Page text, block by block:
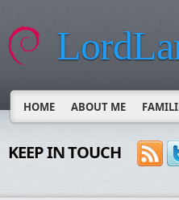
HOME ABOUT ME
KEEP IN TOUCH